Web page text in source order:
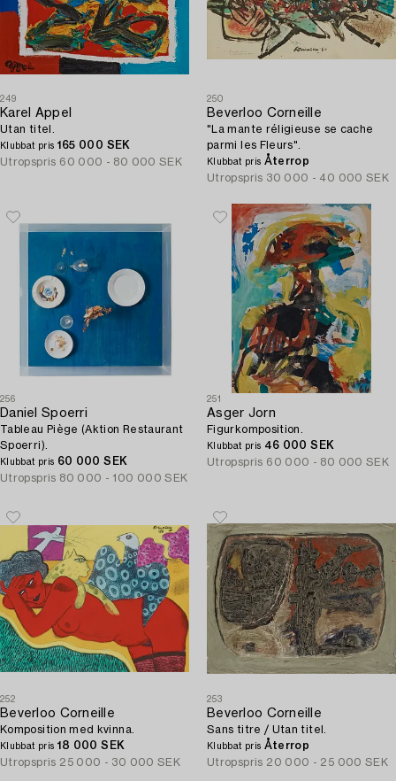
249
Karel Appel
Utan titel.
Klubbat pris 165 000 SEK
Utropspris 60 000 - 80 000 SEK
250
Beverloo Corneille
"La mante réligieuse se cache
parmi les Fleurs".
Klubbat pris Återrop
Utropspris 30 000 - 40 000 SEK
256
Daniel Spoerri
Tableau Piège (Aktion Restaurant
Spoerri).
Klubbat pris 60 000 SEK
Utropspris 80 000 - 100 000 SEK
251
Asger Jorn
Figurkomposition.
Klubbat pris 46 000 SEK
Utropspris 60 000 - 80 000 SEK
252
Beverloo Corneille
Komposition med kvinna.
Klubbat pris 18 000 SEK
Utropspris 25 000 - 30 000 SEK
253
Beverloo Corneille
Sans titre / Utan titel.
Klubbat pris Återrop
Utropspris 20 000 - 25 000 SEK